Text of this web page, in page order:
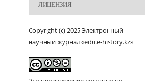
ЛИЦЕНЗИЯ
Copyright (c) 2025 Электронный
научный журнал «edu.e-history.kz»